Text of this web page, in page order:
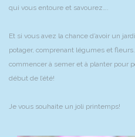
qui vous entoure et savourez….
Et si vous avez la chance d’avoir un
potager, comprenant légumes et
commencer à semer et à planter pour
début de l’été!
Je vous souhaite un joli printemps!